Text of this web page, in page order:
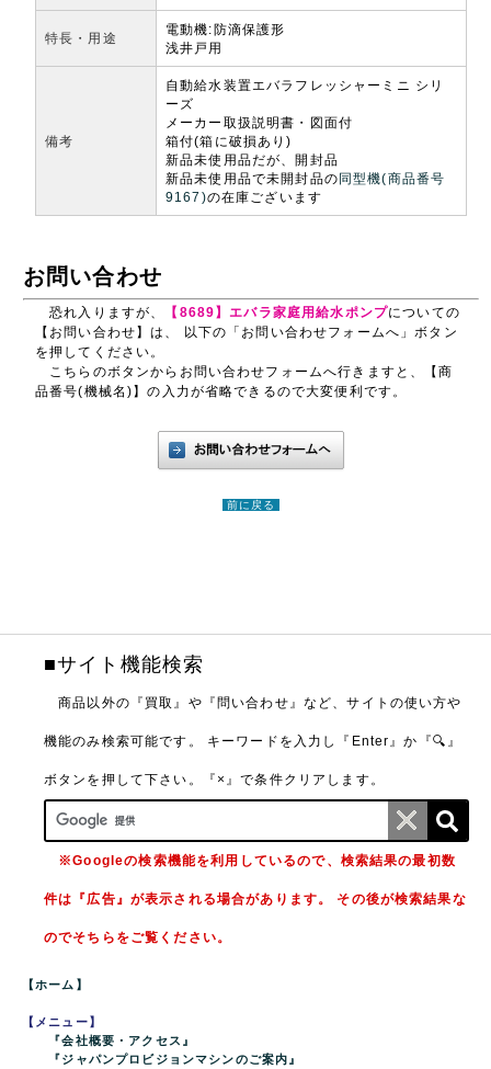
特長・用途
電動機:防滴保護形
浅井戸用
備考
自動給水装置エバラフレッシャーミニ シリ
ーズ
メーカー取扱説明書・図面付
箱付(箱に破損あり)
新品未使用品だが、開封品
新品未使用品で未開封品の同型機(商品番号
9167)の在庫ございます
お問い合わせ
恐れ入りますが、 【8689】エバラ家庭用給水ポンプについての
【お問い合わせ】は、 以下の「お問い合わせフォームへ」ボタン
を押してください。
こちらのボタンからお問い合わせフォームへ行きますと、【商
品番号(機械名)】の入力が省略できるので大変便利です。
前に戻る
■サイト機能検索
商品以外の『買取』や『問い合わせ』など、サイトの使い方や
機能のみ検索可能です。 キーワードを入力し『Enter』か『🔍』
ボタンを押して下さい。『×』で条件クリアします。
※Googleの検索機能を利用しているので、検索結果の最初数
件は『広告』が表示される場合があります。 その後が検索結果な
のでそちらをご覧ください。
【ホーム】
【メニュー】
『会社概要・アクセス』
『ジャパンプロビジョンマシンのご案内』